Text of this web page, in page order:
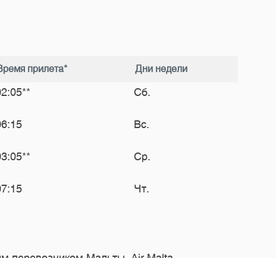
прилета* Дни недели
Сб.
Вс.
Ср.
Чт.